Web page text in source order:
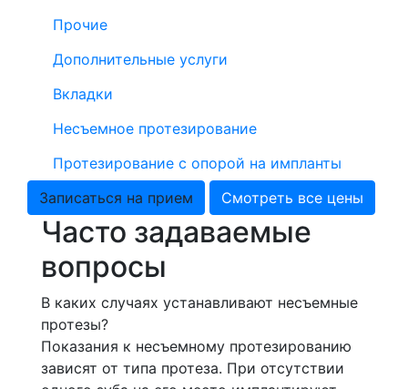
Прочие
Дополнительные услуги
Вкладки
Несъемное протезирование
Протезирование с опорой на импланты
Записаться на прием
Смотреть все цены
Часто задаваемые
вопросы
В каких случаях устанавливают несъемные
протезы?
Показания к несъемному протезированию
зависят от типа протеза. При отсутствии